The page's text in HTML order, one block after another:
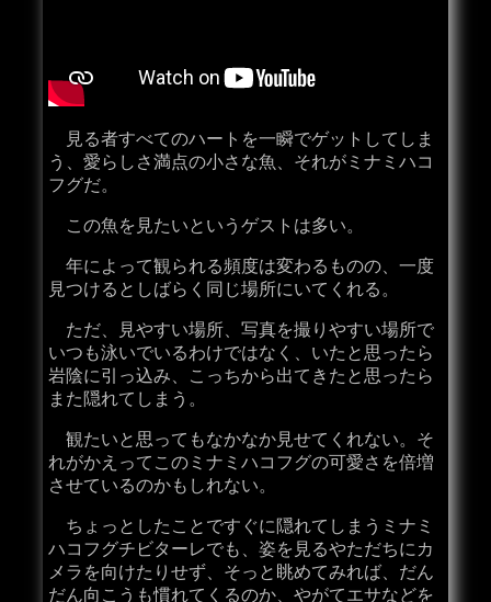
見る者すべてのハートを一瞬でゲットしてしま
う、愛らしさ満点の小さな魚、それがミナミハコ
フグだ。
この魚を見たいというゲストは多い。
年によって観られる頻度は変わるものの、一度
見つけるとしばらく同じ場所にいてくれる。
ただ、見やすい場所、写真を撮りやすい場所で
いつも泳いでいるわけではなく、いたと思ったら
岩陰に引っ込み、こっちから出てきたと思ったら
また隠れてしまう。
観たいと思ってもなかなか見せてくれない。そ
れがかえってこのミナミハコフグの可愛さを倍増
させているのかもしれない。
ちょっとしたことですぐに隠れてしまうミナミ
ハコフグチビターレでも、姿を見るやただちにカ
メラを向けたりせず、そっと眺めてみれば、だん
だん向こうも慣れてくるのか、やがてエサなどを